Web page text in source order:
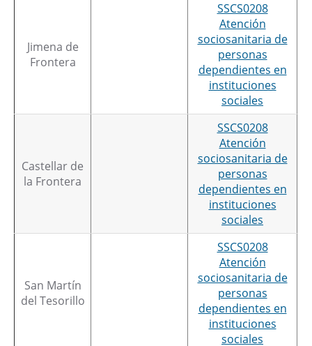
Jimena de
Frontera
SSCS0208
Atención
sociosanitaria de
personas
dependientes en
instituciones
sociales
Castellar de
la Frontera
SSCS0208
Atención
sociosanitaria de
personas
dependientes en
instituciones
sociales
San Martín
del Tesorillo
SSCS0208
Atención
sociosanitaria de
personas
dependientes en
instituciones
sociales